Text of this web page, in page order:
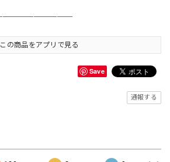
この商品をアプリで見る
Save
通報する